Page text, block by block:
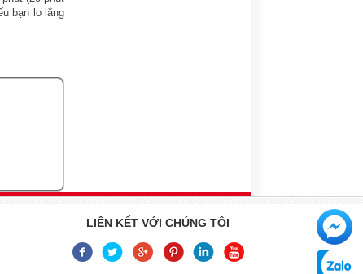
bạn lo lắng
LIÊN KẾT VỚI CHÚNG TÔI